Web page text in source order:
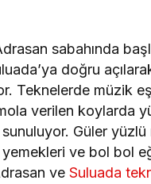
sabahında
doğru
Teknelerde müzik
verilen koylarda
sunuluyor. Güler
ve bol bol
veSuluada